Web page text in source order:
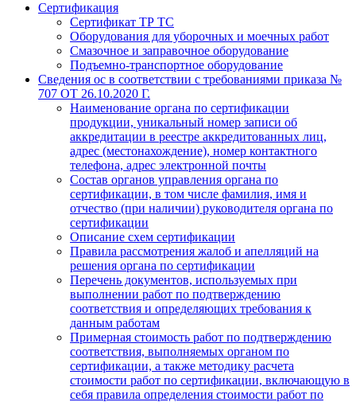
Сертификация
Сертификат ТР ТС
Оборудования для уборочных и моечных работ
Смазочное и заправочное оборудование
Подъемно-транспортное оборудование
Сведения ос в соответствии с требованиями приказа №
707 ОТ 26.10.2020 Г.
Наименование органа по сертификации
продукции, уникальный номер записи об
аккредитации в реестре аккредитованных лиц,
адрес (местонахождение), номер контактного
телефона, адрес электронной почты
Состав органов управления органа по
сертификации, в том числе фамилия, имя и
отчество (при наличии) руководителя органа по
сертификации
Описание схем сертификации
Правила рассмотрения жалоб и апелляций на
решения органа по сертификации
Перечень документов, используемых при
выполнении работ по подтверждению
соответствия и определяющих требования к
данным работам
Примерная стоимость работ по подтверждению
соответствия, выполняемых органом по
сертификации, а также методику расчета
стоимости работ по сертификации, включающую в
себя правила определения стоимости работ по